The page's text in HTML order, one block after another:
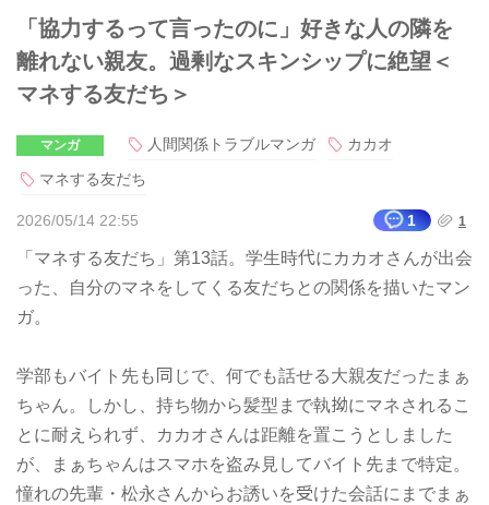
「協力するって言ったのに」好きな人の隣を
離れない親友。過剰なスキンシップに絶望＜
マネする友だち＞
マンガ 人間関係トラブルマンガ
カカオ
マネする友だち
2026/05/14 22:55 1 1
「マネする友だち」第13話。学生時代にカカオさんが出会
った、自分のマネをしてくる友だちとの関係を描いたマン
ガ。
学部もバイト先も同じで、何でも話せる大親友だったまぁ
ちゃん。しかし、持ち物から髪型まで執拗にマネされるこ
とに耐えられず、カカオさんは距離を置こうとしました
が、まぁちゃんはスマホを盗み見してバイト先まで特定。
憧れの先輩・松永さんからお誘いを受けた会話にまでまぁ